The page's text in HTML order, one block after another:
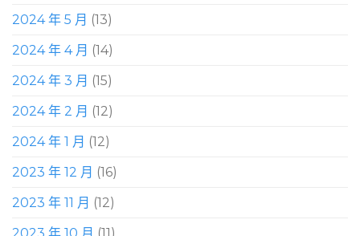
2024 年 5 月 (13)
2024 年 4 月 (14)
2024 年 3 月 (15)
2024 年 2 月 (12)
2024 年 1 月 (12)
2023 年 12 月 (16)
2023 年 11 月 (12)